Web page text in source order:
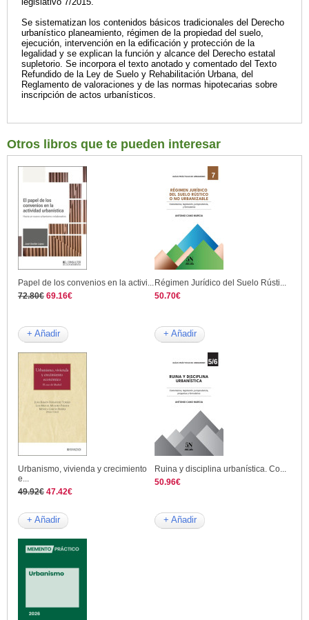
Se sistematizan los contenidos básicos tradicionales del Derecho
urbanístico planeamiento, régimen de la propiedad del suelo,
ejecución, intervención en la edificación y protección de la
legalidad y se explican la función y alcance del Derecho estatal
supletorio. Se incorpora el texto anotado y comentado del Texto
Refundido de la Ley de Suelo y Rehabilitación Urbana, del
Reglamento de valoraciones y de las normas hipotecarias sobre
inscripción de actos urbanísticos.
Otros libros que te pueden interesar
Papel de los convenios en la activi...
72.80€ 69.16€
+ Añadir
Régimen Jurídico del Suelo Rústi...
50.70€
+ Añadir
Urbanismo, vivienda y crecimiento
e...
49.92€ 47.42€
+ Añadir
Ruina y disciplina urbanística. Co...
50.96€
+ Añadir